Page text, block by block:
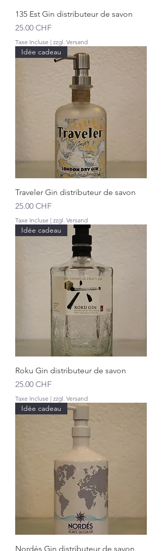
135 Est Gin distributeur de savon
Prix
25.00 CHF
Taxe Incluse | zzgl. Versand
Idée cadeau
Traveler Gin distributeur de savon
Prix
25.00 CHF
Taxe Incluse | zzgl. Versand
Idée cadeau
Roku Gin distributeur de savon
Prix
25.00 CHF
Taxe Incluse | zzgl. Versand
Idée cadeau
Nordés Gin distributeur de savon